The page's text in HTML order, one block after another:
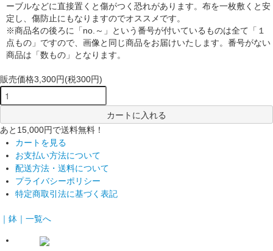
ーブルなどに直接置くと傷がつく恐れがあります。布を一枚敷くと安
定し、傷防止にもなりますのでオススメです。
※商品名の後ろに「no.～」という番号が付いているものは全て「１
点もの」ですので、画像と同じ商品をお届けいたします。番号がない
商品は「数もの」となります。
販売価格3,300円(税300円)
カートに入れる
あと15,000円で送料無料！
カートを見る
お支払い方法について
配送方法・送料について
プライバシーポリシー
特定商取引法に基づく表記
｜鉢｜一覧へ